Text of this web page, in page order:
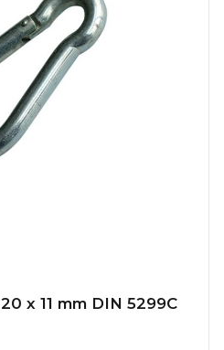
x 11 mm DIN 5299C